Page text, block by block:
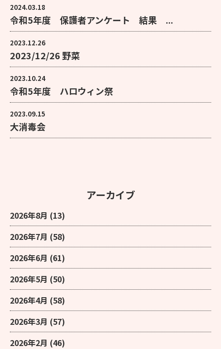
2024.03.18
令和5年度 保護者アンケート 結果 ...
2023.12.26
2023/12/26 野菜
2023.10.24
令和5年度 ハロウィン祭
2023.09.15
大消毒会
アーカイブ
2026年8月 (13)
2026年7月 (58)
2026年6月 (61)
2026年5月 (50)
2026年4月 (58)
2026年3月 (57)
2026年2月 (46)